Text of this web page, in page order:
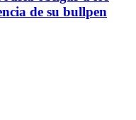
de su bullpen